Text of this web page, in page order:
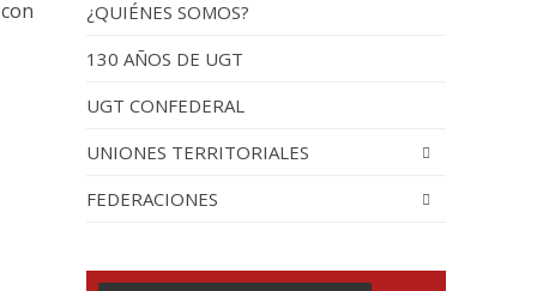
por España
¿QUIÉNES SOMOS?
130 AÑOS DE UGT
UGT CONFEDERAL
UNIONES TERRITORIALES
FEDERACIONES